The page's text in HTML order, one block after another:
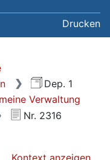
Drucken
Dep. 1
Verwaltung
Nr. 2316